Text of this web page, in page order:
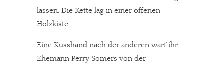
lassen. Die Kette lag in einer offenen
Holzkiste.
Eine Kusshand nach der anderen warf ihr
Ehemann Perry Somers von der